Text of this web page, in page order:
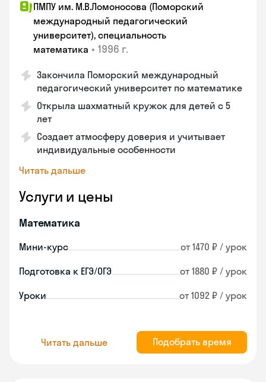
ПМПУ им. М.В.Ломоносова (Поморский
международный педагогический
университет), специальность
математика • 1996 г.
Закончила Поморский международный
педагогический университет по математике
Открыла шахматный кружок для детей с 5
лет
Создает атмосферу доверия и учитывает
индивидуальные особенности
Читать дальше
Услуги и цены
Математика
Мини-курс от 1470 ₽ / урок
Подготовка к ЕГЭ/ОГЭ от 1880 ₽ / урок
Уроки от 1092 ₽ / урок
Читать дальше Подобрать время